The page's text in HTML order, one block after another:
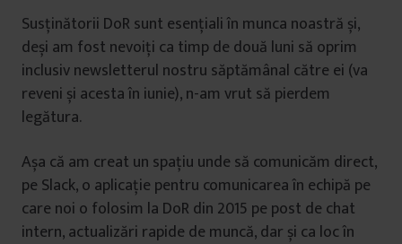
Susținătorii DoR sunt esențiali în munca noastră și,
deși am fost nevoiți ca timp de două luni să oprim
inclusiv newsletterul nostru săptămânal către ei (va
reveni și acesta în iunie), n-am vrut să pierdem
legătura.
Așa că am creat un spațiu unde să comunicăm direct,
pe Slack, o aplicație pentru comunicarea în echipă pe
care noi o folosim la DoR din 2015 pe post de chat
intern, actualizări rapide de muncă, dar și ca loc în